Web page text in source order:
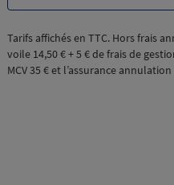
Tarifs affichés en TTC. Hors frais
voile 14,50€+5 €de frais de
MCV35 €et l’assurance